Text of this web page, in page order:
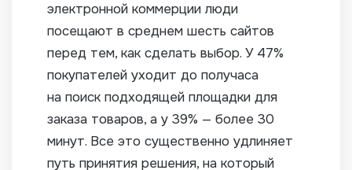
электронной коммерции люди
посещают в среднем шесть сайтов
перед тем, как сделать выбор. У 47%
покупателей уходит до получаса
на поиск подходящей площадки для
заказа товаров, а у 39% — более 30
минут. Все это существенно удлиняет
путь принятия решения, на который